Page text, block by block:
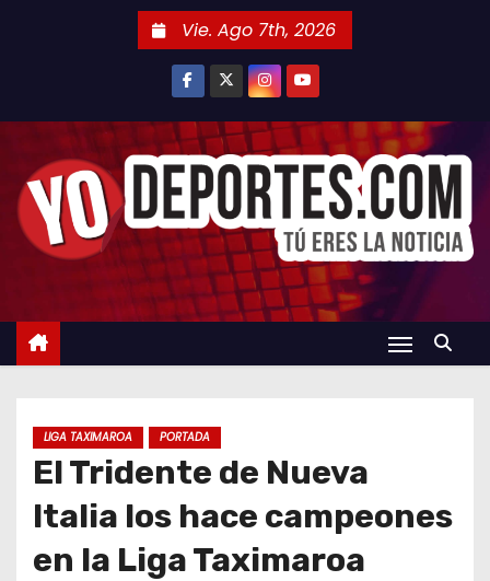
n
Vie. Ago 7th, 2026
LIGA TAXIMAROA PORTADA
El Tridente de Nueva
Italia los hace campeones
en la Liga Taximaroa